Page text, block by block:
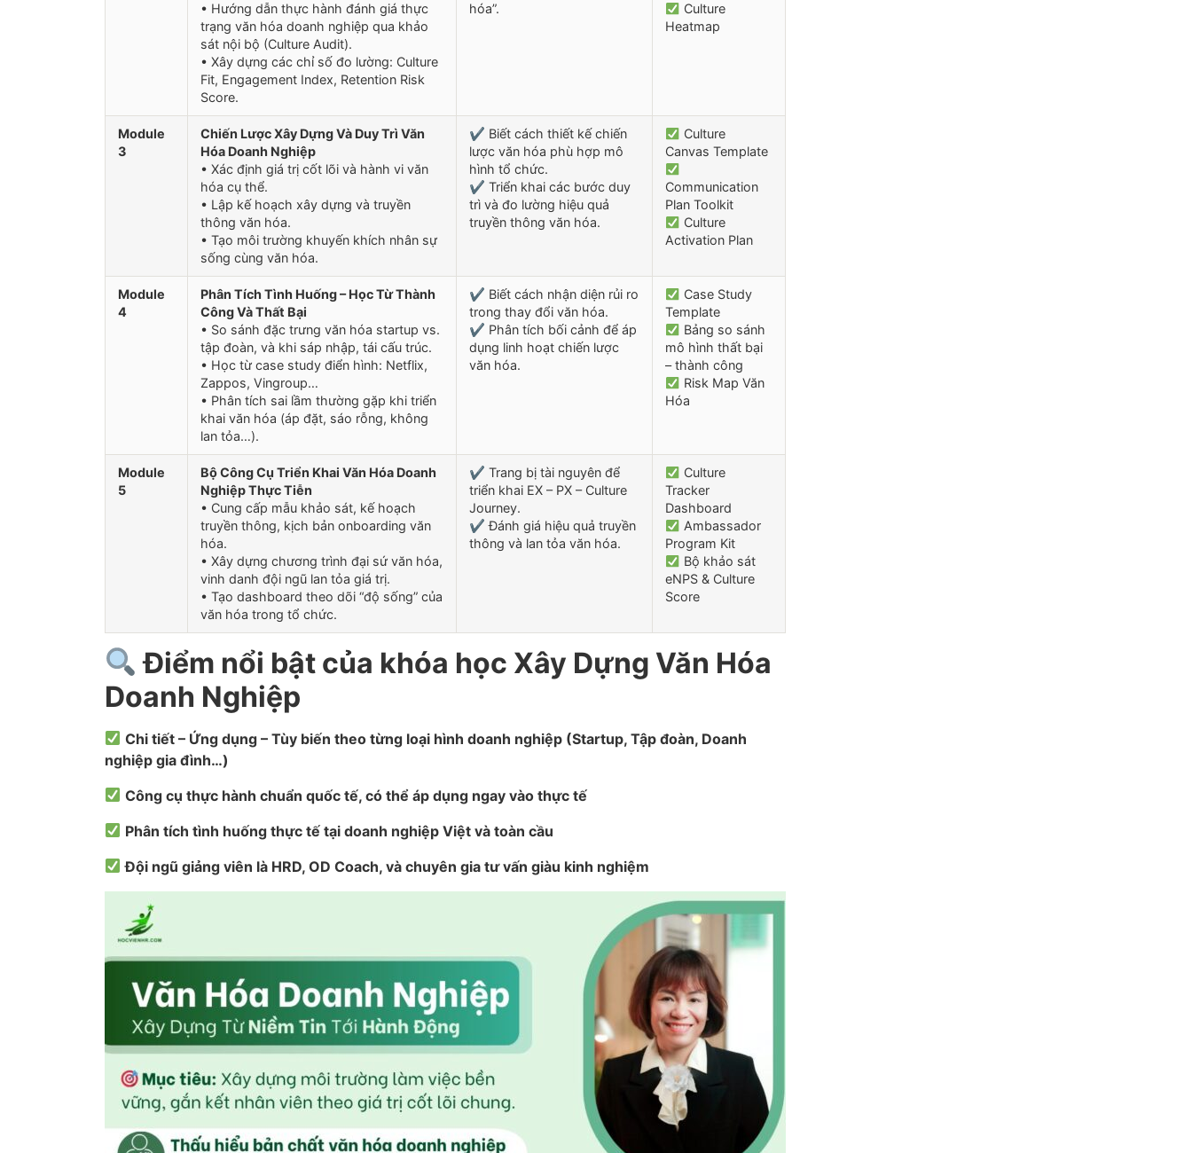
• Hướng dẫn thực hành đánh giá thực
trạng văn hóa doanh nghiệp qua khảo
sát nội bộ (Culture Audit).
• Xây dựng các chỉ số đo lường: Culture
Fit, Engagement Index, Retention Risk
Score.
hóa”.
Culture
Heatmap
Module
3
Chiến Lược Xây Dựng Và Duy Trì Văn
Hóa Doanh Nghiệp
• Xác định giá trị cốt lõi và hành vi văn
hóa cụ thể.
• Lập kế hoạch xây dựng và truyền
thông văn hóa.
• Tạo môi trường khuyến khích nhân sự
sống cùng văn hóa.
✔ Biết cách thiết kế chiến
lược văn hóa phù hợp mô
hình tổ chức.
✔ Triển khai các bước duy
trì và đo lường hiệu quả
truyền thông văn hóa.
Culture
Canvas Template
Communication
Plan Toolkit
Culture
Activation Plan
Module
4
Phân Tích Tình Huống – Học Từ Thành
Công Và Thất Bại
• So sánh đặc trưng văn hóa startup vs.
tập đoàn, và khi sáp nhập, tái cấu trúc.
• Học từ case study điển hình: Netflix,
Zappos, Vingroup…
• Phân tích sai lầm thường gặp khi triển
khai văn hóa (áp đặt, sáo rỗng, không
lan tỏa…).
✔ Biết cách nhận diện rủi ro
trong thay đổi văn hóa.
✔ Phân tích bối cảnh để áp
dụng linh hoạt chiến lược
văn hóa.
Case Study
Template
Bảng so sánh
mô hình thất bại
– thành công
Risk Map Văn
Hóa
Module
5
Bộ Công Cụ Triển Khai Văn Hóa Doanh
Nghiệp Thực Tiễn
• Cung cấp mẫu khảo sát, kế hoạch
truyền thông, kịch bản onboarding văn
hóa.
• Xây dựng chương trình đại sứ văn hóa,
vinh danh đội ngũ lan tỏa giá trị.
• Tạo dashboard theo dõi “độ sống” của
văn hóa trong tổ chức.
✔ Trang bị tài nguyên để
triển khai EX – PX – Culture
Journey.
✔ Đánh giá hiệu quả truyền
thông và lan tỏa văn hóa.
Culture
Tracker
Dashboard
Ambassador
Program Kit
Bộ khảo sát
eNPS & Culture
Score
Điểm nổi bật của khóa học Xây Dựng Văn Hóa
Doanh Nghiệp
Chi tiết – Ứng dụng – Tùy biến theo từng loại hình doanh nghiệp (Startup, Tập đoàn, Doanh
nghiệp gia đình…)
Công cụ thực hành chuẩn quốc tế, có thể áp dụng ngay vào thực tế
Phân tích tình huống thực tế tại doanh nghiệp Việt và toàn cầu
Đội ngũ giảng viên là HRD, OD Coach, và chuyên gia tư vấn giàu kinh nghiệm